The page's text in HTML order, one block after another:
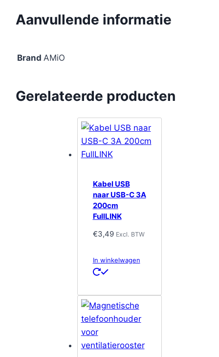
Aanvullende informatie
Brand AMiO
Gerelateerde producten
Kabel USB
naar USB-C 3A
200cm
FullLINK
€3,49 Excl. BTW
In winkelwagen